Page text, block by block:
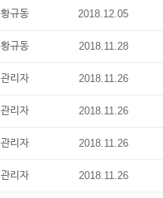
황규동 2018.12.05
황규동 2018.11.28
관리자 2018.11.26
관리자 2018.11.26
관리자 2018.11.26
관리자 2018.11.26